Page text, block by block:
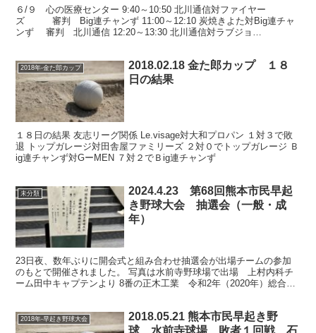
６/９ 心の医療センター 9:40～10:50 北川通信対ファイヤー
ズ 審判 Big連チャンず 11:00～12:10 炭焼きよた対Big連チャ
ンず 審判 北川通信 12:20～13:30 北川通信対ラブジョ
2018年-金た郎カップ
2018.02.18 金た郎カップ １８
日の結果
１８日の結果 友志リーグ関係 Le.visage対大和プロパン １対３で敗
退 トップガレージ対田舎屋ファミリーズ ２対０でトップガレージ Ｂ
ig連チャンず対GーMEN ７対２でＢig連チャンず
未分類
2024.4.23 第68回熊本市民早起
き野球大会 抽選会（一般・成
年）
23日夜、数年ぶりに開会式と組み合わせ抽選会が出場チームの参加
のもとで開催されました。 写真は水前寺野球場で出場 上村内科チ
ーム田中キャプテンより 8番の正木工業 令和2年（2020年）総合優
2018年-早起き野球大会
2018.05.21 熊本市民早起き野